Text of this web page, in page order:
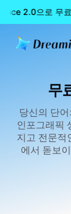
2.0으로 무
홈 만들기 무
무
당신의 단
인포그래픽
지고 전문적
에서 돋보